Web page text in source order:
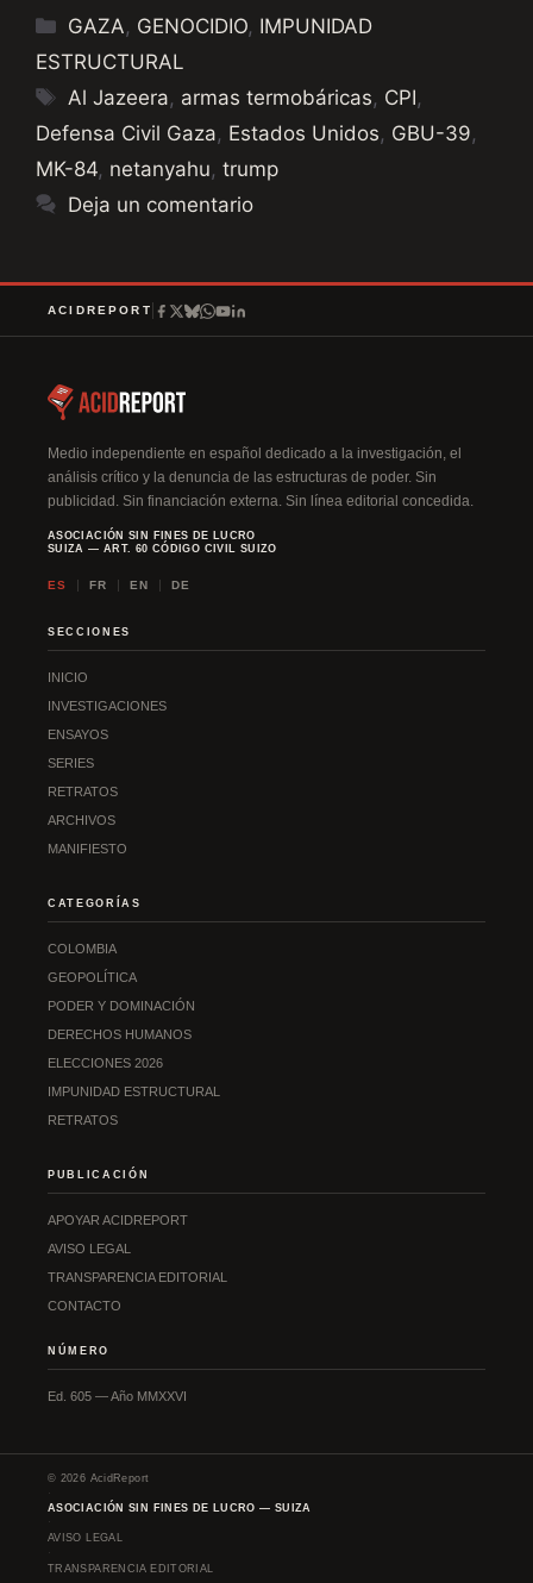
Categorías
GAZA, GENOCIDIO, IMPUNIDAD
ESTRUCTURAL
Etiquetas
Al Jazeera, armas termobáricas, CPI,
Defensa Civil Gaza, Estados Unidos, GBU-39,
MK-84, netanyahu, trump
Deja un comentario
ACIDREPORT
Medio independiente en español dedicado a la investigación, el
análisis crítico y la denuncia de las estructuras de poder. Sin
publicidad. Sin financiación externa. Sin línea editorial concedida.
ASOCIACIÓN SIN FINES DE LUCRO
SUIZA — ART. 60 CÓDIGO CIVIL SUIZO
ES FR EN DE
SECCIONES
INICIO
INVESTIGACIONES
ENSAYOS
SERIES
RETRATOS
ARCHIVOS
MANIFIESTO
CATEGORÍAS
COLOMBIA
GEOPOLÍTICA
PODER Y DOMINACIÓN
DERECHOS HUMANOS
ELECCIONES 2026
IMPUNIDAD ESTRUCTURAL
RETRATOS
PUBLICACIÓN
APOYAR ACIDREPORT
AVISO LEGAL
TRANSPARENCIA EDITORIAL
CONTACTO
NÚMERO
Ed. 605 — Año MMXXVI
© 2026 AcidReport
·
ASOCIACIÓN SIN FINES DE LUCRO — SUIZA
·
AVISO LEGAL
·
TRANSPARENCIA EDITORIAL